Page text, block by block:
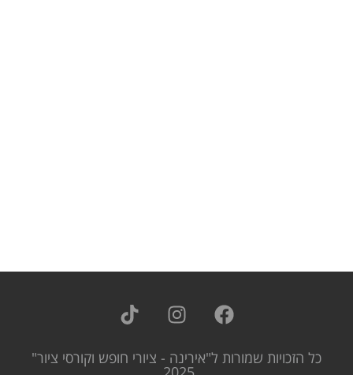
כל הזכויות שמורות ל"אירינה - ציורי חופש וקורסי ציור"